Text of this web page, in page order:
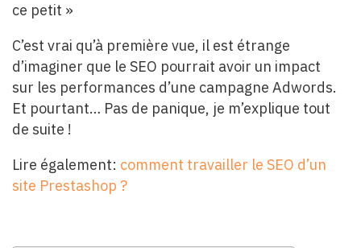
ce petit »
C’est vrai qu’à première vue, il est étrange
d’imaginer que le SEO pourrait avoir un impact
sur les performances d’une campagne Adwords.
Et pourtant… Pas de panique, je m’explique tout
de suite !
Lire également: comment travailler le SEO d’un
site Prestashop ?